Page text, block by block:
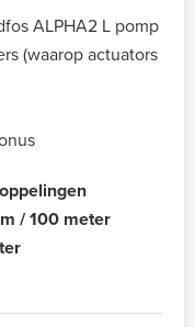
ALPHA2 L pomp
(waarop actuators
/ 100 meter